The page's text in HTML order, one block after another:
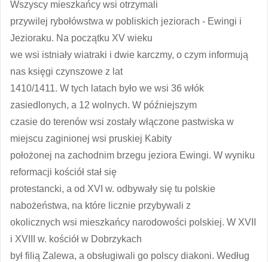
Wszyscy mieszkańcy wsi otrzymali
przywilej rybołówstwa w pobliskich jeziorach - Ewingi i
Jezioraku. Na początku XV wieku
we wsi istniały wiatraki i dwie karczmy, o czym informują
nas księgi czynszowe z lat
1410/1411. W tych latach było we wsi 36 włók
zasiedlonych, a 12 wolnych. W późniejszym
czasie do terenów wsi zostały włączone pastwiska w
miejscu zaginionej wsi pruskiej Kabity
położonej na zachodnim brzegu jeziora Ewingi. W wyniku
reformacji kościół stał się
protestancki, a od XVI w. odbywały się tu polskie
nabożeństwa, na które licznie przybywali z
okolicznych wsi mieszkańcy narodowości polskiej. W XVII
i XVIII w. kościół w Dobrzykach
był filią Zalewa, a obsługiwali go polscy diakoni. Według